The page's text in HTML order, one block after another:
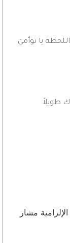
يا توأميَ
طويلاً
مشار